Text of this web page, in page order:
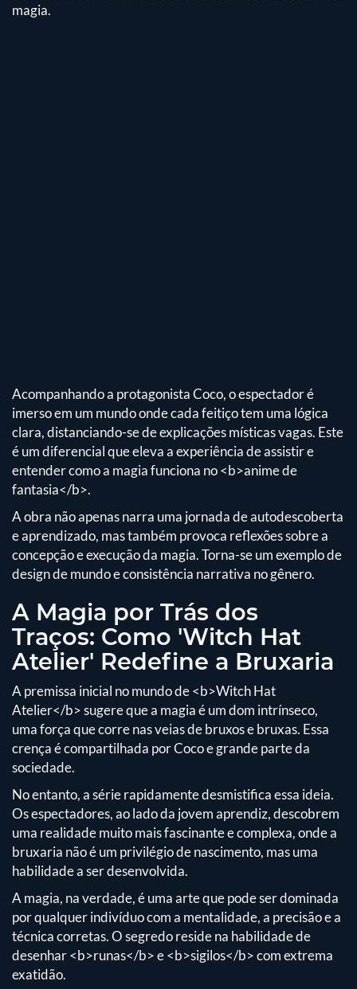
magia.
Acompanhando a protagonista Coco, o espectador é
imerso em um mundo onde cada feitiço tem uma lógica
clara, distanciando-se de explicações místicas vagas. Este
é um diferencial que eleva a experiência de assistir e
entender como a magia funciona no <b>anime de
fantasia</b>.
A obra não apenas narra uma jornada de autodescoberta
e aprendizado, mas também provoca reflexões sobre a
concepção e execução da magia. Torna-se um exemplo de
design de mundo e consistência narrativa no gênero.
A Magia por Trás dos
Traços: Como 'Witch Hat
Atelier' Redefine a Bruxaria
A premissa inicial no mundo de <b>Witch Hat
Atelier</b> sugere que a magia é um dom intrínseco,
uma força que corre nas veias de bruxos e bruxas. Essa
crença é compartilhada por Coco e grande parte da
sociedade.
No entanto, a série rapidamente desmistifica essa ideia.
Os espectadores, ao lado da jovem aprendiz, descobrem
uma realidade muito mais fascinante e complexa, onde a
bruxaria não é um privilégio de nascimento, mas uma
habilidade a ser desenvolvida.
A magia, na verdade, é uma arte que pode ser dominada
por qualquer indivíduo com a mentalidade, a precisão e a
técnica corretas. O segredo reside na habilidade de
desenhar <b>runas</b> e <b>sigilos</b> com extrema
exatidão.